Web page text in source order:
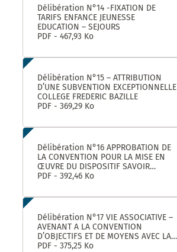
Délibération N°14 -FIXATION DE
TARIFS ENFANCE JEUNESSE
EDUCATION – SEJOURS
PDF - 467,93 Ko
Délibération N°15 – ATTRIBUTION
D’UNE SUBVENTION EXCEPTIONNELLE
COLLEGE FREDERIC BAZILLE
PDF - 369,29 Ko
Délibération N°16 APPROBATION DE
LA CONVENTION POUR LA MISE EN
ŒUVRE DU DISPOSITIF SAVOIR
ROULER A VELO AVEC MONTPELLIER
PDF - 392,46 Ko
Délibération N°17 VIE ASSOCIATIVE –
AVENANT A LA CONVENTION
D’OBJECTIFS ET DE MOYENS AVEC LA
FEDERATION REGIONALE DES
PDF - 375,25 Ko